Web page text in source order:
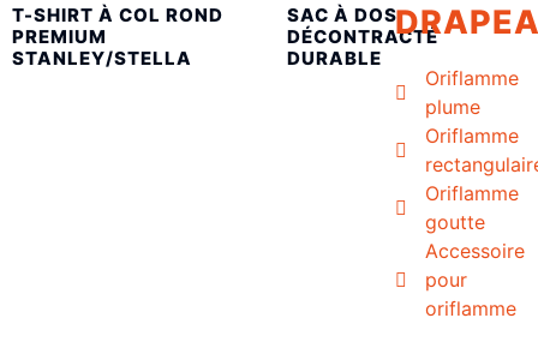
Oriflamme
plume
Oriflamme
Oriflamme
goutte
Accessoire
pour
oriflamme
T-SHIRT À COL ROND
PREMIUM
STANLEY/STELLA
SAC À DOS
DÉCONTRACTÉ
DURABLE